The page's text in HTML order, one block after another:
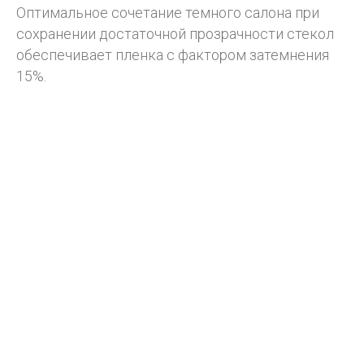
Оптимальное сочетание темного салона при
сохранении достаточной прозрачности стекол
обеспечивает пленка с фактором затемнения
15%.